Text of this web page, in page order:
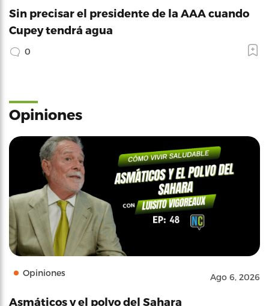
Sin precisar el presidente de la AAA cuando
Cupey tendrá agua
0
Opiniones
Opiniones Ago 6, 2026
Asmáticos y el polvo del Sahara